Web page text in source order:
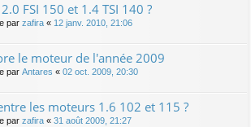
FSI 150 et 1.4 TSI 140 ?
par zafira « 12 janv. 2010, 21:06
le moteur de l'année 2009
par Antares « 02 oct. 2009, 20:30
les moteurs 1.6 102 et 115 ?
par zafira « 31 août 2009, 21:27